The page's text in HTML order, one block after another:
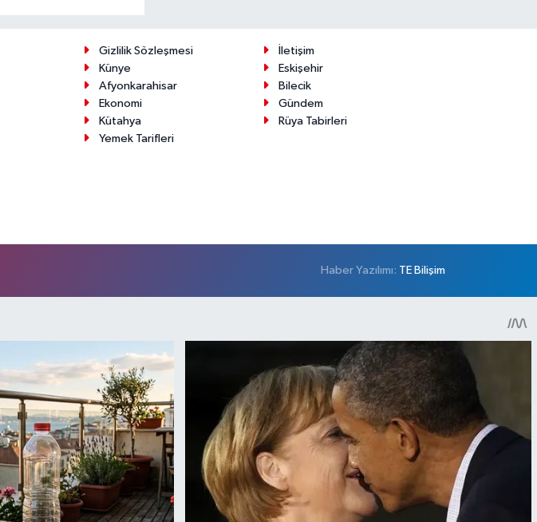
Gizlilik Sözleşmesi
İletişim
Künye
Eskişehir
Afyonkarahisar
Bilecik
Ekonomi
Gündem
Kütahya
Rüya Tabirleri
Yemek Tarifleri
Haber Yazılımı: TE Bilişim